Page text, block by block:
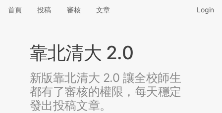
首頁 投稿 審核 文章 Login
靠北清大 2.0
新版靠北清大 2.0 讓全校師生
都有了審核的權限，每天穩定
發出投稿文章。